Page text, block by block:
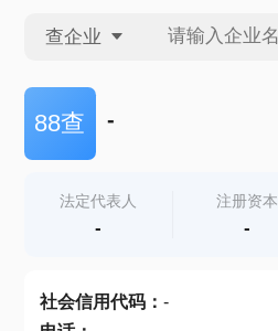
查企业
查企业
查产地
88查 -
法定代表人
-
注册资本
-
社会信用代码： -